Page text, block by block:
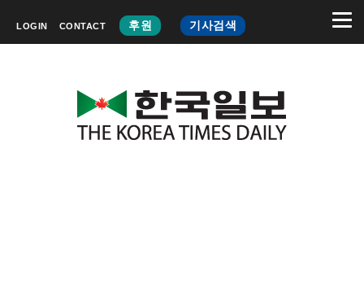
LOGIN CONTACT 후원 기사검색